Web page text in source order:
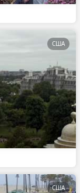
США
США